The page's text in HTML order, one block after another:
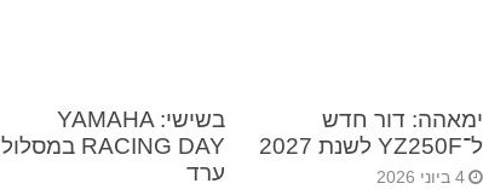
ימאהה: דור חדש
ל־YZ250F לשנת 2027
4 ביוני 2026
בשישי: YAMAHA
RACING DAY במסלול
ערד